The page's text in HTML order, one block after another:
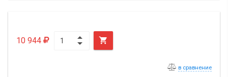
10 944 
в сравнение